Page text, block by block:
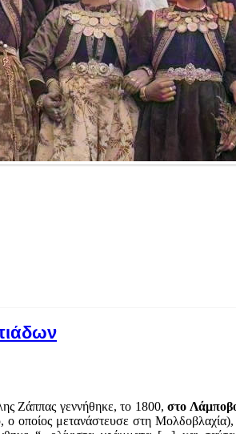
Ζάππας γεννήθηκε, το 1800,στο
ο οποίος μετανάστευσε στη